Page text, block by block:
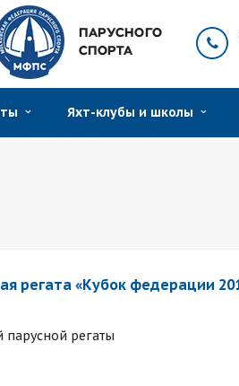
Яхт-клубы и школы
регата «Кубок федерации
парусной регаты